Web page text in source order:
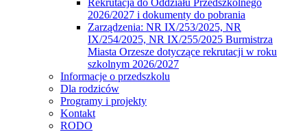
Rekrutacja do Oddziału Przedszkolnego
2026/2027 i dokumenty do pobrania
Zarządzenia: NR IX/253/2025, NR
IX/254/2025, NR IX/255/2025 Burmistrza
Miasta Orzesze dotyczące rekrutacji w roku
szkolnym 2026/2027
Informacje o przedszkolu
Dla rodziców
Programy i projekty
Kontakt
RODO